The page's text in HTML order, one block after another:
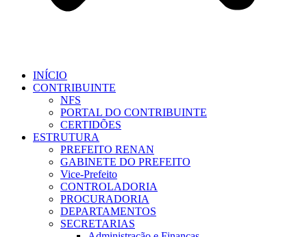
INÍCIO
CONTRIBUINTE
NFS
PORTAL DO CONTRIBUINTE
CERTIDÕES
ESTRUTURA
PREFEITO RENAN
GABINETE DO PREFEITO
Vice-Prefeito
CONTROLADORIA
PROCURADORIA
DEPARTAMENTOS
SECRETARIAS